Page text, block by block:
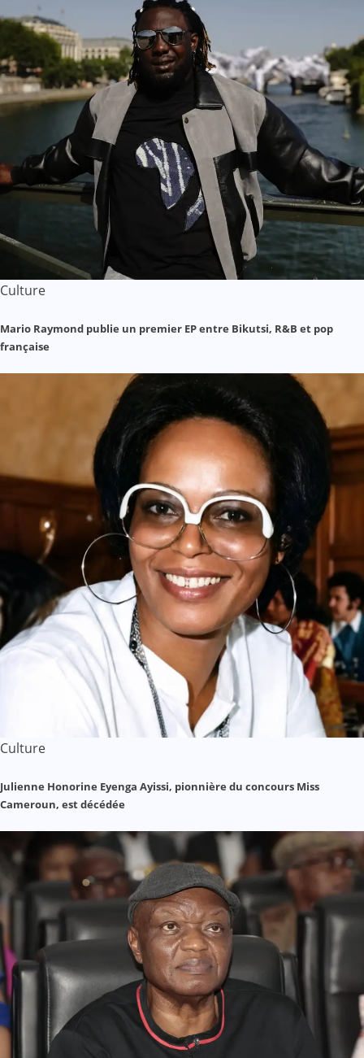
Culture
Mario Raymond publie un premier EP entre Bikutsi, R&B et pop
française
Culture
Julienne Honorine Eyenga Ayissi, pionnière du concours Miss
Cameroun, est décédée